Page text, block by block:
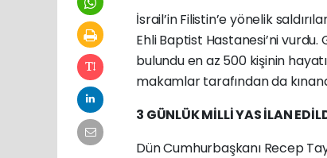
İsrail’in Filistin’e yönelik
Ehli Baptist Hastanesi’ni vurdu.
bulundu en az 500 kişinin
makamlar tarafından da
3 GÜNLÜK MİLLİ YAS İLAN
Dün Cumhurbaşkanı Recep